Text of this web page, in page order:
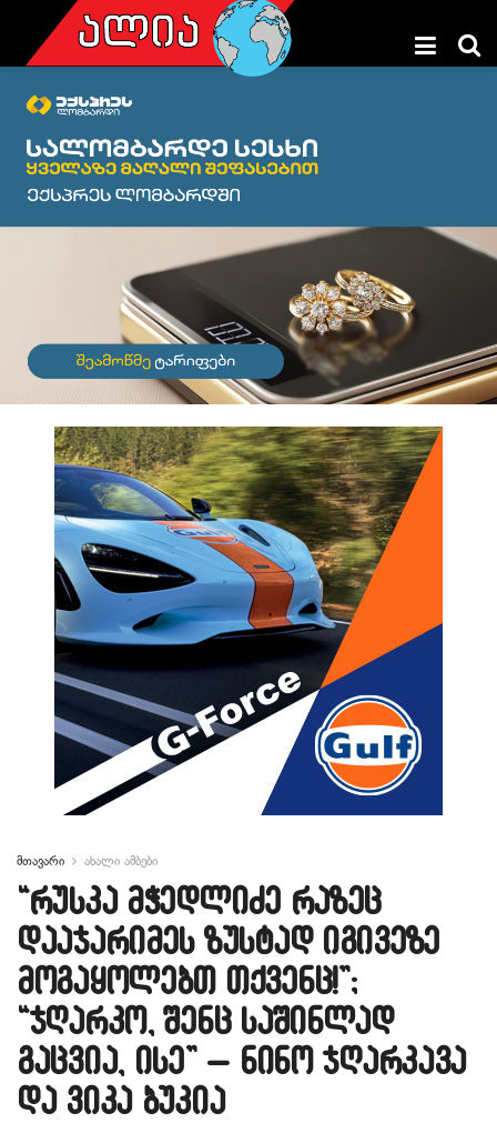
მთავარი ახალი ამბები
“რუსკა მჭედლიძე რაზეც
დააჯარიმეს ზუსტად იგივეზე
მოგაყოლებთ თქვენც!”;
“ჯღარკო, შენც საშინლად
გაცვია, ისე” – ნინო ჯღარკავა
და ვიკა ბუკია